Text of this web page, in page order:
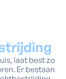
laat best zo
Er bestaan